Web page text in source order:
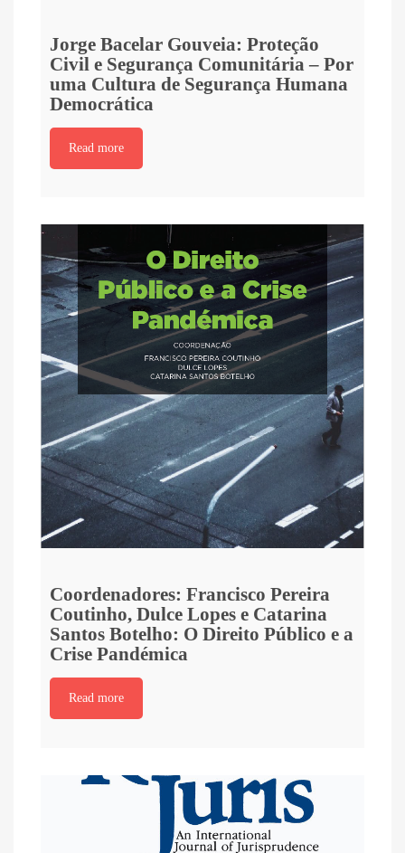
Jorge Bacelar Gouveia: Proteção
Civil e Segurança Comunitária – Por
uma Cultura de Segurança Humana
Democrática
Read more
Coordenadores: Francisco Pereira
Coutinho, Dulce Lopes e Catarina
Santos Botelho: O Direito Público e a
Crise Pandémica
Read more